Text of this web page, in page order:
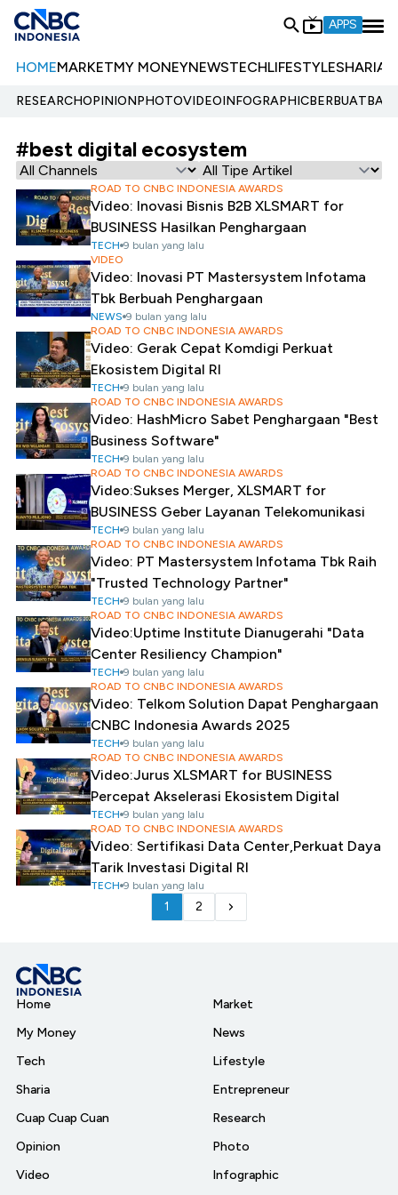
APPS
HOMEMARKETMY MONEYNEWSTECHLIFESTYLESHARIA
RESEARCHOPINIONPHOTOVIDEOINFOGRAPHIC
#best digital ecosystem
ROAD TO CNBC INDONESIA AWARDS
Video: Inovasi Bisnis B2B XLSMART for
BUSINESS Hasilkan Penghargaan
TECH 9 bulan yang lalu
VIDEO
Video: Inovasi PT Mastersystem Infotama
Tbk Berbuah Penghargaan
NEWS 9 bulan yang lalu
ROAD TO CNBC INDONESIA AWARDS
Video: Gerak Cepat Komdigi Perkuat
Ekosistem Digital RI
TECH 9 bulan yang lalu
ROAD TO CNBC INDONESIA AWARDS
Video: HashMicro Sabet Penghargaan "Best
Business Software"
TECH 9 bulan yang lalu
ROAD TO CNBC INDONESIA AWARDS
Video:Sukses Merger, XLSMART for
BUSINESS Geber Layanan Telekomunikasi
TECH 9 bulan yang lalu
ROAD TO CNBC INDONESIA AWARDS
Video: PT Mastersystem Infotama Tbk Raih
"Trusted Technology Partner"
TECH 9 bulan yang lalu
ROAD TO CNBC INDONESIA AWARDS
Video:Uptime Institute Dianugerahi "Data
Center Resiliency Champion"
TECH 9 bulan yang lalu
ROAD TO CNBC INDONESIA AWARDS
Video: Telkom Solution Dapat Penghargaan
CNBC Indonesia Awards 2025
TECH 9 bulan yang lalu
ROAD TO CNBC INDONESIA AWARDS
Video:Jurus XLSMART for BUSINESS
Percepat Akselerasi Ekosistem Digital
TECH 9 bulan yang lalu
ROAD TO CNBC INDONESIA AWARDS
Video: Sertifikasi Data Center,Perkuat Daya
Tarik Investasi Digital RI
TECH 9 bulan yang lalu
1 2
Home
My Money
Tech
Sharia
Cuap Cuap Cuan
Opinion
Video
Market
News
Lifestyle
Entrepreneur
Research
Photo
Infographic